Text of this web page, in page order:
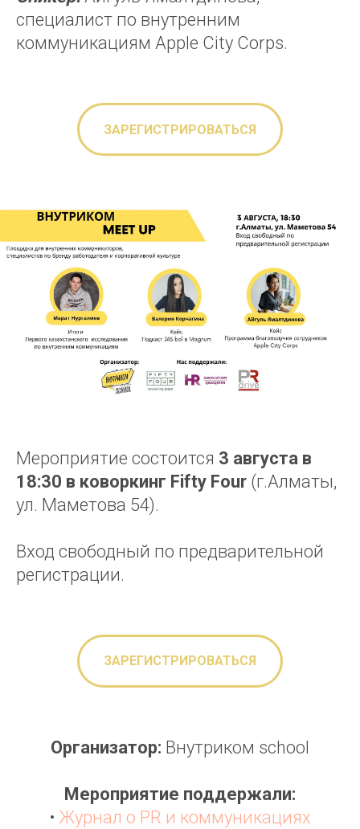
специалист по внутренним
коммуникациям Apple City Corps.
ЗАРЕГИСТРИРОВАТЬСЯ
Мероприятие состоится 3 августа в
18:30 в коворкинг Fifty Four (г.Алматы,
ул. Маметова 54).
Вход свободный по предварительной
регистрации.
ЗАРЕГИСТРИРОВАТЬСЯ
Организатор: Внутриком school
Мероприятие поддержали:
• Журнал о PR и коммуникациях